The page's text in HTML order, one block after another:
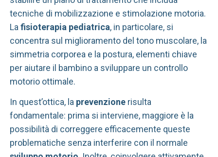
tecniche di mobilizzazione e stimolazione motoria.
La fisioterapia pediatrica, in particolare, si
concentra sul miglioramento del tono muscolare, la
simmetria corporea e la postura, elementi chiave
per aiutare il bambino a sviluppare un controllo
motorio ottimale.
In quest’ottica, la prevenzione risulta
fondamentale: prima si interviene, maggiore è la
possibilità di correggere efficacemente queste
problematiche senza interferire con il normale